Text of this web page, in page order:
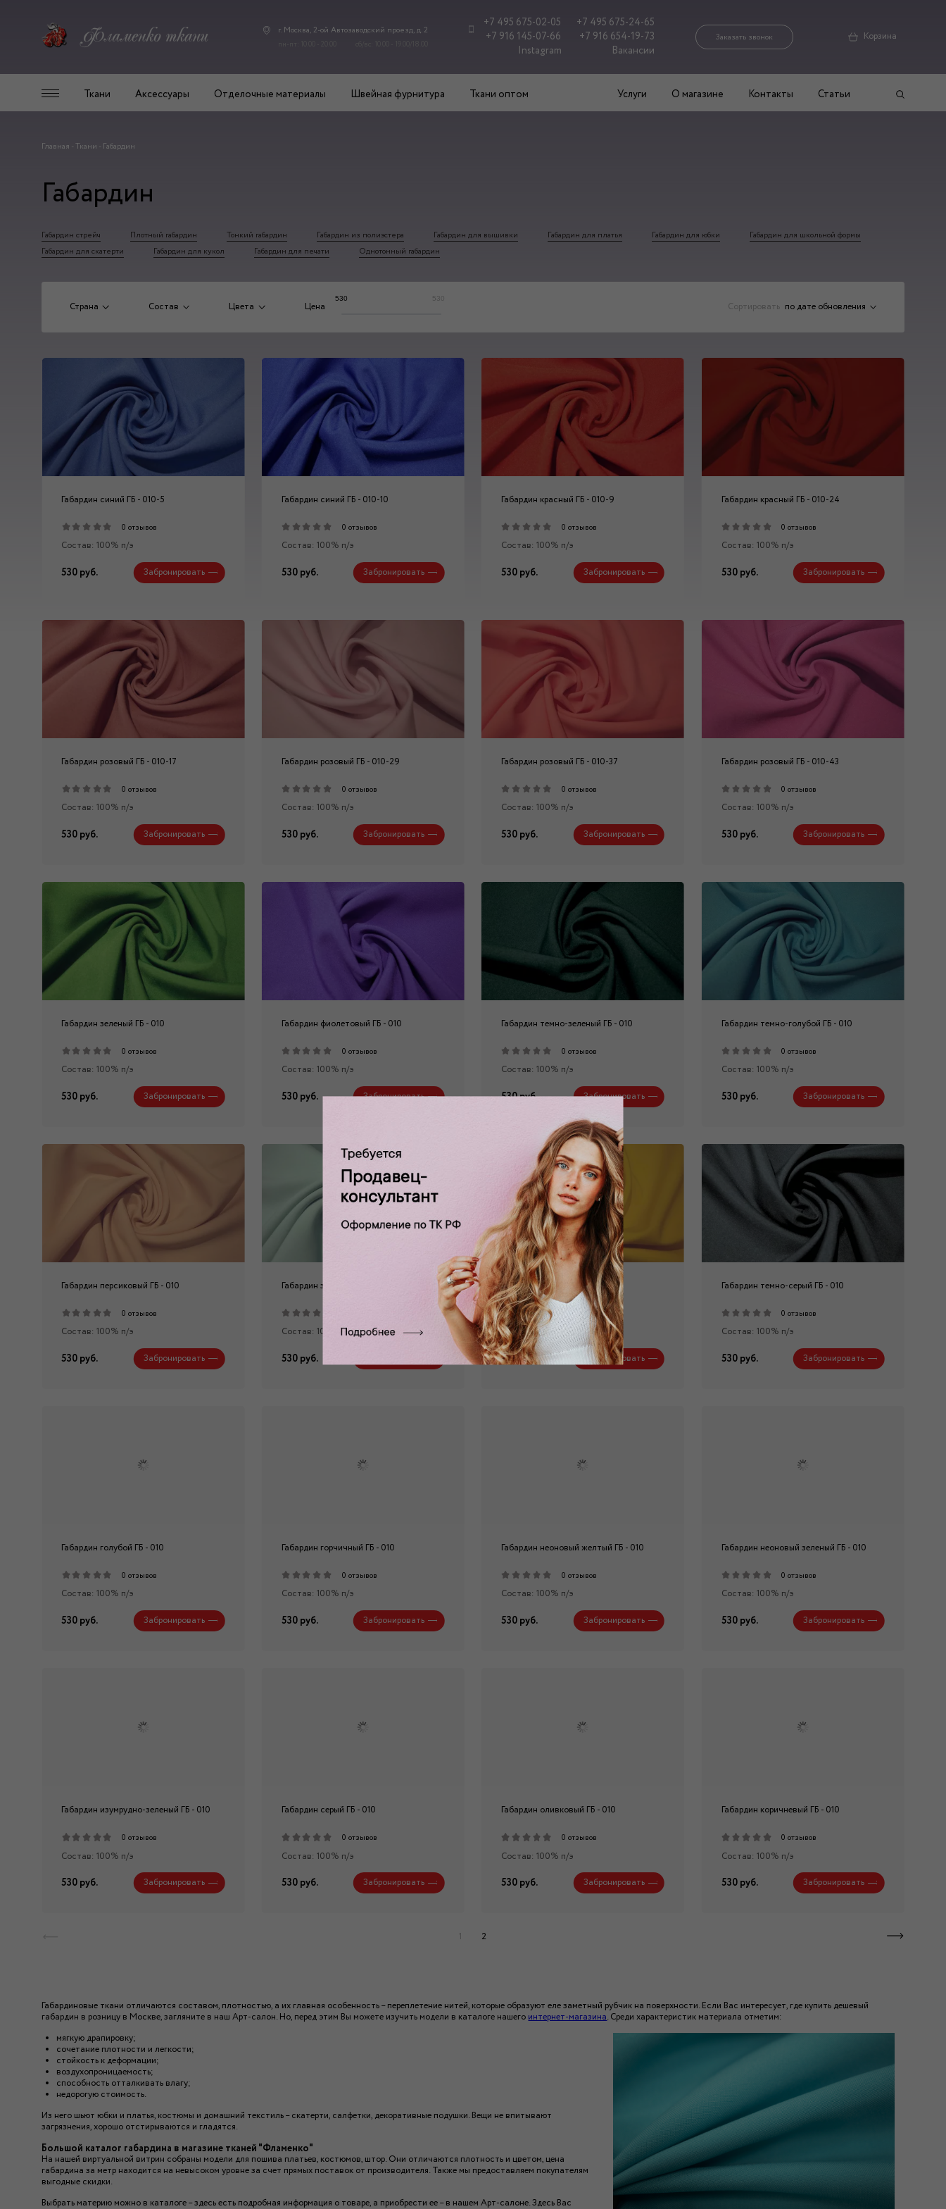
г. Москва, 2-ой Автозаводский проезд, д. 2
+7 495 675-02-05
+7 495 675-24-65
+7 916 145-07-66
+7 916 654-19-73
Instagram
Вакансии
Заказать звонок Корзина
Ткани Аксессуары Отделочные материалы Швейная фурнитура Ткани оптом Услуги О магазине Контакты Статьи
Главная -Ткани - Габардин
Габардин
Габардин стрейч Плотный габардин Тонкий габардин Габардин из полиэстера Габардин для вышивки Габардин для платья Габардин для юбки
Габардин для школьной формы
Габардин для скатерти
Габардин для кукол Габардин для печати Однотонный габардин
Страна Состав Цвета Цена
530
530
Сортировать по дате обновления
Габардин синий ГБ - 010-5
0 отзывов
Состав: 100% п/э
530 руб. Забронировать
Габардин синий ГБ - 010-10
0 отзывов
Состав: 100% п/э
530 руб. Забронировать
Габардин красный ГБ - 010-9
0 отзывов
Состав: 100% п/э
530 руб. Забронировать
Габардин красный ГБ - 010-24
0 отзывов
Состав: 100% п/э
530 руб. Забронировать
Габардин розовый ГБ - 010-17
0 отзывов
Состав: 100% п/э
530 руб. Забронировать
Габардин розовый ГБ - 010-29
0 отзывов
Состав: 100% п/э
530 руб. Забронировать
Габардин розовый ГБ - 010-37
0 отзывов
Состав: 100% п/э
530 руб. Забронировать
Габардин розовый ГБ - 010-43
0 отзывов
Состав: 100% п/э
530 руб. Забронировать
Габардин зеленый ГБ - 010
0 отзывов
Состав: 100% п/э
530 руб. Забронировать
Габардин фиолетовый ГБ - 010
0 отзывов
Состав: 100% п/э
530 руб. Забронировать
Габардин темно-зеленый ГБ - 010
0 отзывов
Состав: 100% п/э
530 руб. Забронировать
Габардин темно-голубой ГБ - 010
0 отзывов
Состав: 100% п/э
530 руб. Забронировать
Габардин персиковый ГБ - 010
0 отзывов
Состав: 100% п/э
530 руб. Забронировать
Габардин зелено-голубой ГБ - 010
Состав: 100% п/э
530 руб.
Габардин желтый ГБ - 010
0 отзывов
Состав: 100% п/э
530 руб. Забронировать
Габардин темно-серый ГБ - 010
0 отзывов
Состав: 100% п/э
530 руб. Забронировать
Габардин голубой ГБ - 010
0 отзывов
Состав: 100% п/э
530 руб. Забронировать
Габардин горчичный ГБ - 010
0 отзывов
Состав: 100% п/э
530 руб. Забронировать
Габардин неоновый желтый ГБ - 010
0 отзывов
Состав: 100% п/э
530 руб. Забронировать
Габардин неоновый зеленый ГБ - 010
0 отзывов
Состав: 100% п/э
530 руб. Забронировать
Габардин изумрудно-зеленый ГБ - 010
0 отзывов
Состав: 100% п/э
530 руб. Забронировать
Габардин серый ГБ - 010
0 отзывов
Состав: 100% п/э
530 руб. Забронировать
Габардин оливковый ГБ - 010
0 отзывов
Состав: 100% п/э
530 руб. Забронировать
Габардин коричневый ГБ - 010
0 отзывов
Состав: 100% п/э
530 руб. Забронировать
1 2
Габардиновые ткани отличаются составом, плотностью, а их главная особенность – переплетение нитей, которые образуют еле заметный рубчик на поверхности. Если Вас интересует, где купить дешевый
габардин в розницу в Москве, загляните в наш Арт-салон. Но, перед этим Вы можете изучить модели в каталоге нашегоинтернет-магазина. Среди характеристик материала отметим:
мягкую драпировку;
сочетание плотности и легкости;
стойкость к деформации;
воздухопроницаемость;
способность отталкивать влагу;
недорогую стоимость.
Из него шьют юбки и платья, костюмы и домашний текстиль – скатерти, салфетки, декоративные подушки. Вещи не впитывают
загрязнения, хорошо отстирываются и гладятся.
Большой каталог габардина в магазине тканей "Фламенко"
На нашей виртуальной витрин собраны модели для пошива платьев, костюмов, штор. Они отличаются плотность и цветом, цена
габардина за метр находится на невысоком уровне за счет прямых поставок от производителя. Также мы предоставляем покупателям
выгодные скидки.
Выбрать материю можно в каталоге – здесь есть подробная информация о товаре, а приобрести ее – в нашем Арт-салоне. Здесь Вас